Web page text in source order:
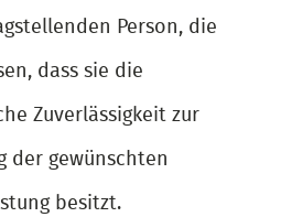
Person, die
dass sie die
Zuverlässigkeit zur
der gewünschten
besitzt.